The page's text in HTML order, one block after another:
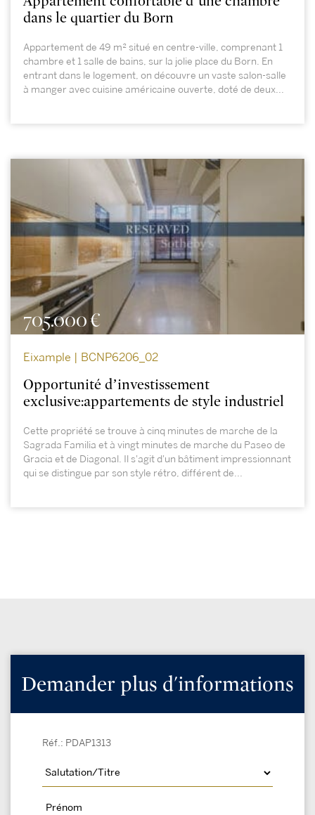
dans le quartier du Born
Appartement de 49 m² situé en centre-ville, comprenant 1
chambre et 1 salle de bains, sur la jolie place du Born. En
entrant dans le logement, on découvre un vaste salon-salle
à manger avec cuisine américaine ouverte, doté de deux...
705.000 €
Eixample | BCNP6206_02
Opportunité d’investissement
exclusive:appartements de style industriel
Cette propriété se trouve à cinq minutes de marche de la
Sagrada Familia et à vingt minutes de marche du Paseo de
Gracia et de Diagonal. Il s'agit d'un bâtiment impressionnant
qui se distingue par son style rétro, différent de...
Demander plus d'informations
Réf.: PDAP1313